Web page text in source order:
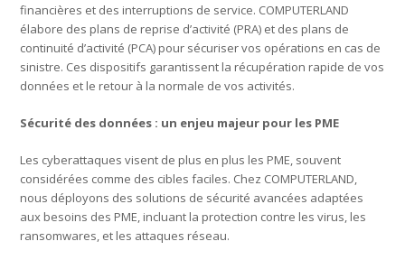
financières et des interruptions de service. COMPUTERLAND
élabore des plans de reprise d’activité (PRA) et des plans de
continuité d’activité (PCA) pour sécuriser vos opérations en cas de
sinistre. Ces dispositifs garantissent la récupération rapide de vos
données et le retour à la normale de vos activités.
Sécurité des données : un enjeu majeur pour les PME
Les cyberattaques visent de plus en plus les PME, souvent
considérées comme des cibles faciles. Chez COMPUTERLAND,
nous déployons des solutions de sécurité avancées adaptées
aux besoins des PME, incluant la protection contre les virus, les
ransomwares, et les attaques réseau.